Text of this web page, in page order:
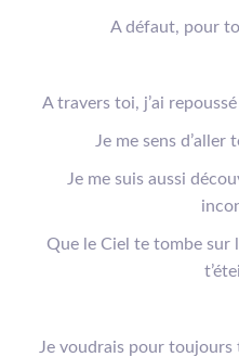
A défaut, pour
A travers toi, j’ai
Je me sens d’aller
Je me suis aussi
Que le Ciel te tombe sur
Je voudrais pour toujours